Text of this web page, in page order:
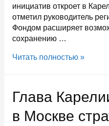
инициатив откроет в
отметил руководитель
Фондом расширяет
сохранению …
Креативному
раскрыться
Президентский
фонд
Читать полностью »
Глава
в Москве